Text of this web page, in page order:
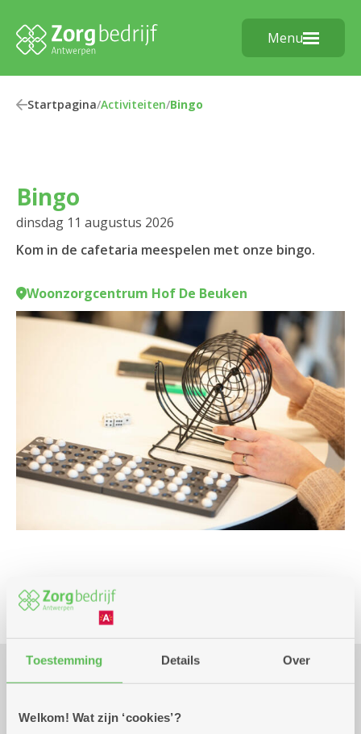
Toestemming Details Over
Welkom! Wat zijn ‘cookies’?
Menu
Startpagina/Activiteiten/Bingo
Bingo
dinsdag 11 augustus 2026
Kom in de cafetaria meespelen met onze bingo.
Woonzorgcentrum Hof De Beuken
Spel